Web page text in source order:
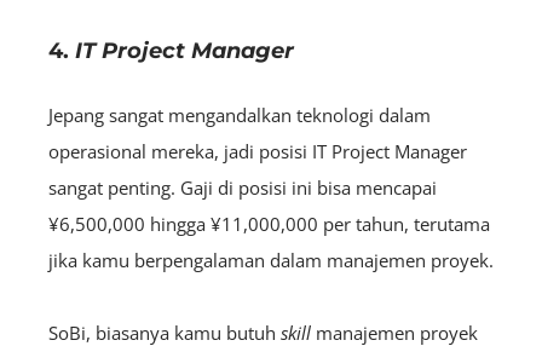
4. IT Project Manager
Jepang sangat mengandalkan teknologi dalam
operasional mereka, jadi posisi IT Project Manager
sangat penting. Gaji di posisi ini bisa mencapai
¥6,500,000 hingga ¥11,000,000 per tahun, terutama
jika kamu berpengalaman dalam manajemen proyek.
SoBi, biasanya kamu butuh skill manajemen proyek